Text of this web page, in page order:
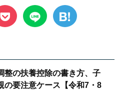
整の扶養控除の書き方、子
の要注意ケース【令和7・8